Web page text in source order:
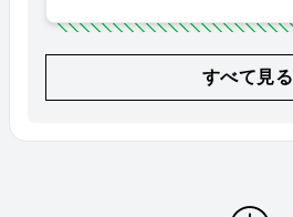
すべて見る